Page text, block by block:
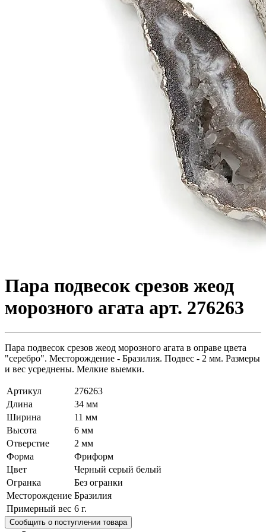
Пара подвесок срезов жеод
морозного агата арт. 276263
Пара подвесок срезов жеод морозного агата в оправе цвета
"серебро". Месторождение - Бразилия. Подвес - 2 мм. Размеры
и вес усреднены. Мелкие выемки.
Артикул
276263
Длина
34 мм
Ширина
11 мм
Высота
6 мм
Отверстие
2 мм
Форма
Фриформ
Цвет
Черный серый белый
Огранка
Без огранки
Месторождение Бразилия
Примерный вес 6 г.
Сообщить о поступлении товара